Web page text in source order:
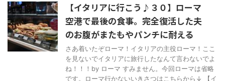
【イタリアに行こう♪３０】ローマ
空港で最後の食事。完全復活した夫
のお腹がまたもやパンチに耐える
さあ着いたぞローマ！イタリアの主役ローマ！ここ
を見ないでイタリアに旅行したなんて言わないでよ
ね！！！by ローマ すみません。今回ローマは省略
です。ローマ行かないいきさつはこちらから↓ 【イ